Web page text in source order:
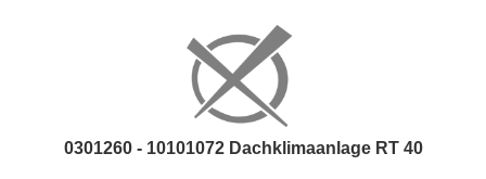
0301260 - 10101072 Dachklimaanlage RT 40